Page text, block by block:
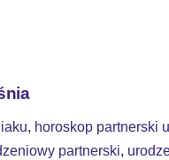
, horoskop partnerski
partnerski,